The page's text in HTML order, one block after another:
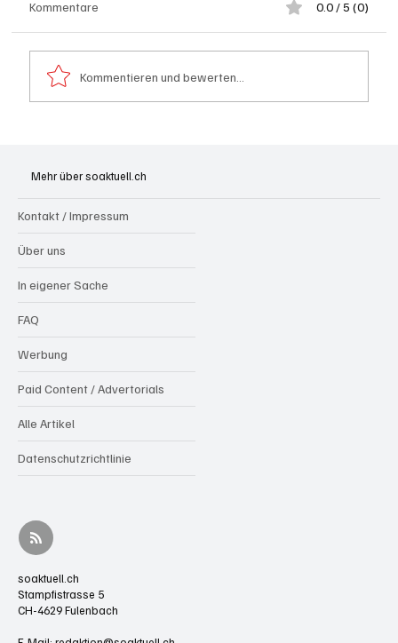
Kommentare 0.0 / 5 (0)
Kommentieren und bewerten...
Mehr über soaktuell.ch
Kontakt / Impressum
Über uns
In eigener Sache
FAQ
Werbung
Paid Content / Advertorials
Alle Artikel
Datenschutzrichtlinie
soaktuell.ch
Stampfistrasse 5
CH-4629 Fulenbach